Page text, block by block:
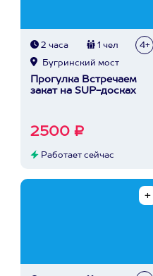
2 часа 1 чел 4+
Бугринский мост
Прогулка Встречаем
закат на SUP-досках
2500 ₽
Работает сейчас